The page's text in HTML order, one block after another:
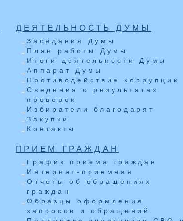
ДЕЯТЕЛЬНОСТЬ ДУМЫ
Заседания Думы
План работы Думы
Итоги деятельности Думы
Аппарат Думы
Противодействие коррупции
Сведения о результатах
проверок
Избиратели благодарят
Закупки
Контакты
ПРИЕМ ГРАЖДАН
График приема граждан
Интернет-приемная
Отчеты об обращениях
граждан
Образцы оформления
запросов и обращений